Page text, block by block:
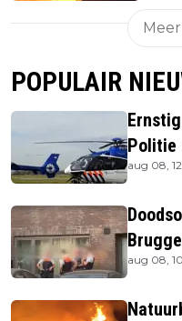
POPULAIR
Politie
aug 08,
aug 08,